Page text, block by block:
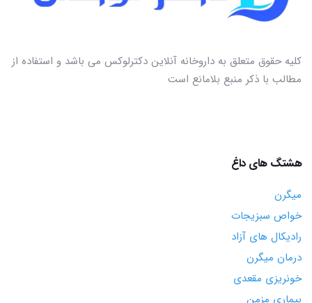
کلیه حقوق متعلق به داروخانه آنلاین دکترلوکس می باشد و استفاده از
مطالب با ذکر منبع بلامانع است
هشتگ های داغ
میگرن
خواص سبزیجات
رادیکال های آزاد
درمان میگرن
خونریزی مقعدی
بیماری مزمن